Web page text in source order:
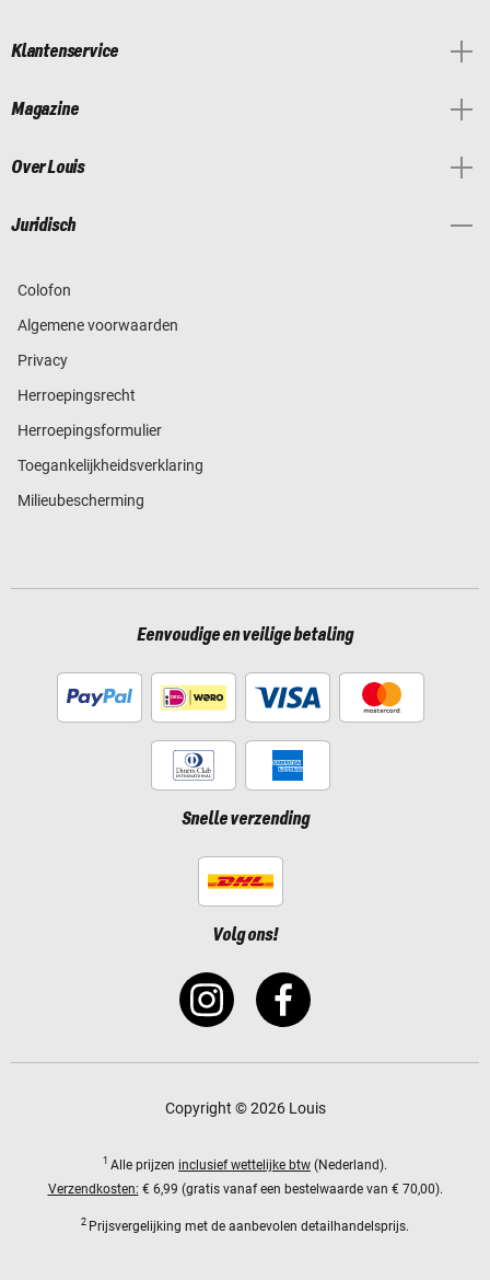
Klantenservice
Magazine
Over Louis
Juridisch
Colofon
Algemene voorwaarden
Privacy
Herroepingsrecht
Herroepingsformulier
Toegankelijkheidsverklaring
Milieubescherming
Eenvoudige en veilige betaling
Snelle verzending
Volg ons!
Copyright © 2026 Louis
1 Alle prijzen inclusief wettelijke btw (Nederland).
Verzendkosten: € 6,99 (gratis vanaf een bestelwaarde van € 70,00).
2 Prijsvergelijking met de aanbevolen detailhandelsprijs.